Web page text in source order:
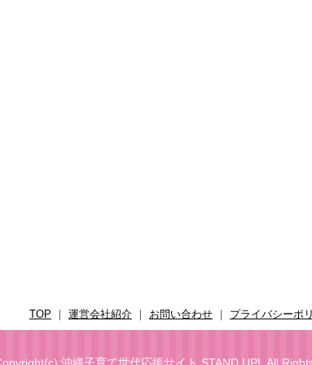
TOP ｜ 運営会社紹介 ｜ お問い合わせ ｜ プライバシーポ
沖縄子育て世代応援サイト STAND UP! . All